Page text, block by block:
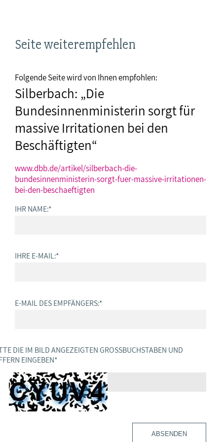
Seite weiterempfehlen
Folgende Seite wird von Ihnen empfohlen:
Silberbach: „Die
Bundesinnenministerin sorgt für
massive Irritationen bei den
Beschäftigten“
www.dbb.de/artikel/silberbach-die-
bundesinnenministerin-sorgt-fuer-massive-irritationen-
bei-den-beschaeftigten
IHR NAME:*
IHRE E-MAIL:*
E-MAIL DES EMPFÄNGERS:*
DIE IM BILD ANGEZEIGTEN GROSSBUCHSTABEN UND Z
EINGEBEN *
ABSENDEN